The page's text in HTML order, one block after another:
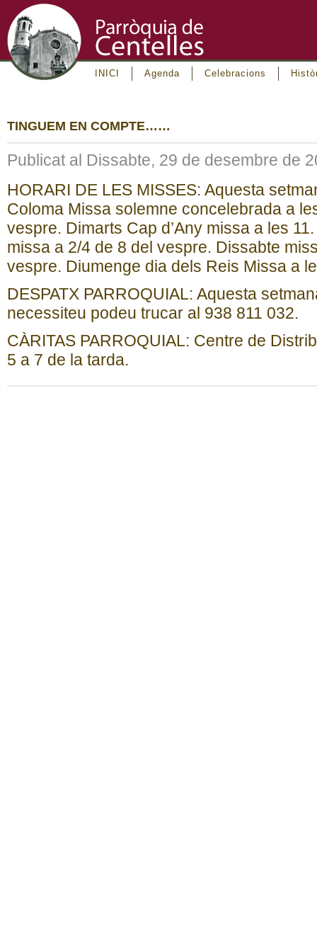
INICI Agenda Celebracions
TINGUEM EN COMPTE……
Publicat al Dissabte, 29 de desembre de
HORARI DE LES MISSES: Aquesta
Coloma Missa solemne concelebrada a
vespre. Dimarts Cap d’Any missa a les
missa a 2/4 de 8 del vespre. Dissabte
vespre. Diumenge dia dels Reis Missa a
DESPATX PARROQUIAL: Aquesta
necessiteu podeu trucar al 938 811 032.
CÀRITAS PARROQUIAL: Centre de
5 a 7 de la tarda.